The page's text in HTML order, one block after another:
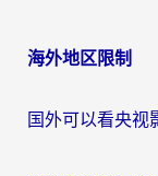
海外地区限制